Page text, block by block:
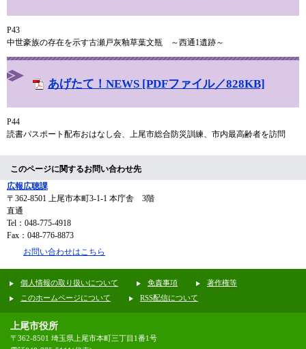
P43
中世豪族の存在を示す古瀬戸灰釉草葉文瓶 ～西通1遺跡～
あげたて！NEWS [PDFファイル／828KB]
P44
読書パスポート配布おはなし会、上尾市総合防災訓練、市内最高齢者を訪問
このページに関するお問い合わせ先
広報広聴課
〒362-8501 上尾市本町3-1-1 本庁舎 3階
直通
Tel：048-775-4918
Fax：048-776-8873
お問い合わせはこちら
個人情報の取り扱いについて 免責事項
著作権等
このホームページについて
RSS配信について
上尾市役所
〒362-8501 埼玉県上尾市本町三丁目1番1号